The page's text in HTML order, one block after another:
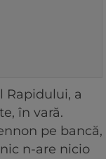
Rapidului, a
în vară.
pe bancă,
n-are nicio